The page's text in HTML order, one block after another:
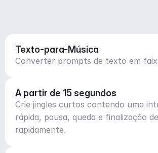
Texto-para-Música
Converter prompts de texto em
A partir de 15 segundos
Crie jingles curtos contendo uma
rápida, pausa, queda e finalização
rapidamente.